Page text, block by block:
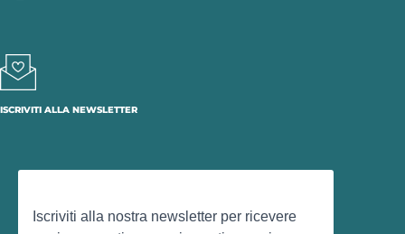
ISCRIVITI ALLA NEWSLETTER